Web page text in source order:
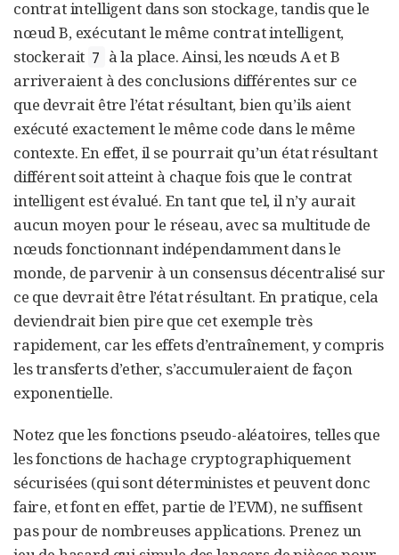
contrat intelligent dans son stockage, tandis que le
nœud B, exécutant le même contrat intelligent,
stockerait 7 à la place. Ainsi, les nœuds A et B
arriveraient à des conclusions différentes sur ce
que devrait être l’état résultant, bien qu’ils aient
exécuté exactement le même code dans le même
contexte. En effet, il se pourrait qu’un état résultant
différent soit atteint à chaque fois que le contrat
intelligent est évalué. En tant que tel, il n’y aurait
aucun moyen pour le réseau, avec sa multitude de
nœuds fonctionnant indépendamment dans le
monde, de parvenir à un consensus décentralisé sur
ce que devrait être l’état résultant. En pratique, cela
deviendrait bien pire que cet exemple très
rapidement, car les effets d’entraînement, y compris
les transferts d’ether, s’accumuleraient de façon
exponentielle.
Notez que les fonctions pseudo-aléatoires, telles que
les fonctions de hachage cryptographiquement
sécurisées (qui sont déterministes et peuvent donc
faire, et font en effet, partie de l’EVM), ne suffisent
pas pour de nombreuses applications. Prenez un